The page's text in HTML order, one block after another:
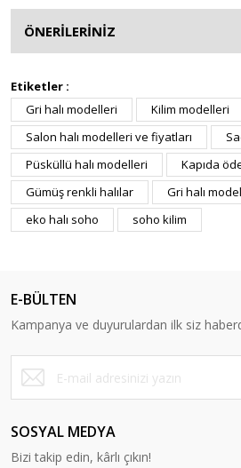
ÖNERİLERİNİZ
Etiketler :
Gri halı modelleri
Kilim modelleri
Salon halı modelleri ve fiyatları
Püsküllü halı modelleri
Kapıda
Gümüş renkli halılar
Gri halı
eko halı soho
soho kilim
E-BÜLTEN
Kampanya ve duyurulardan ilk siz
SOSYAL MEDYA
Bizi takip edin, kârlı çıkın!